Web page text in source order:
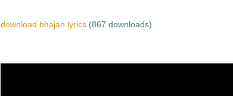
download bhajan lyrics (867 downloads)